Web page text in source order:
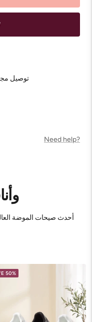
توصيل مجاني
Need help?
أحدث صيحات الموضة
50%